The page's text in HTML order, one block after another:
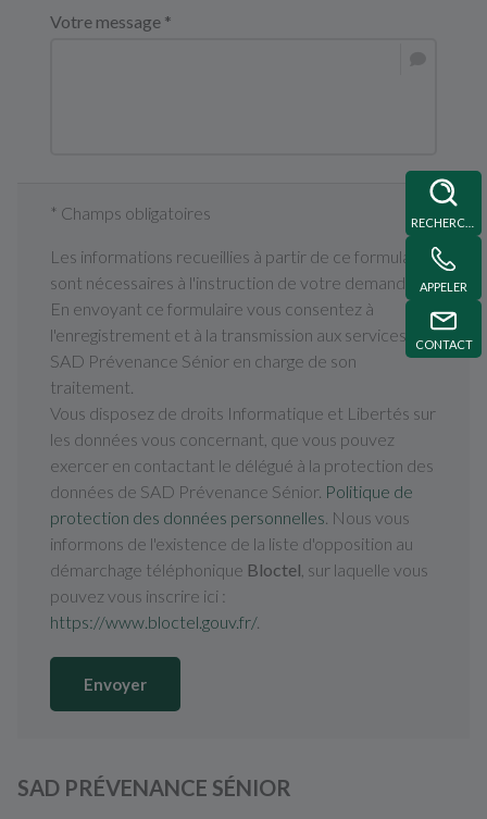
APPELER
CONTACT
Votre message *
* Champs obligatoires
Les informations recueillies à partir de ce formulaire
sont nécessaires à l'instruction de votre demande.
En envoyant ce formulaire vous consentez à
l'enregistrement et à la transmission aux services de
SAD Prévenance Sénior en charge de son
traitement.
Vous disposez de droits Informatique et Libertés sur
les données vous concernant, que vous pouvez
exercer en contactant le délégué à la protection des
données de SAD Prévenance Sénior. Politique de
protection des données personnelles . Nous vous
informons de l'existence de la liste d'opposition au
démarchage téléphonique Bloctel , sur laquelle vous
pouvez vous inscrire ici :
https://www.bloctel.gouv.fr/.
Envoyer
SAD PRÉVENANCE SÉNIOR